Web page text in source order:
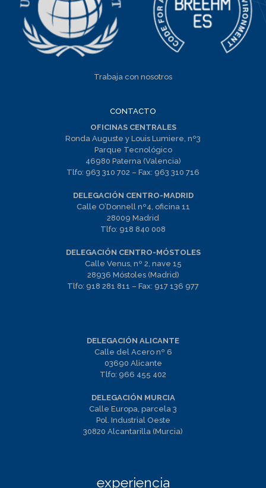
Trabaja con nosotros
CONTACTO
OFICINAS CENTRALES
Ronda Auguste y Louis Lumiere, nº3
Parque Tecnológico
46980 Paterna (Valencia)
Tlfo: 963 310 702 – Fax: 963 310 716
DELEGACIÓN CENTRO-MADRID
Calle O’Donnell nº4, oficina 11
28009 Madrid
Tlfo: 918 840 008
DELEGACIÓN CENTRO-MÓSTOLES
Calle Venus, nº 2, nave 15
28936 Móstoles (Madrid)
Tlfo: 918 281 811 – Fax: 917 136 977
DELEGACIÓN ALICANTE
Calle del Acero nº 6
03690 Alicante
Tlfo: 966 455 402
DELEGACIÓN MURCIA
Calle Europa, parcela 3
Pol. Industrial Oeste
30820 Alcantarilla (Murcia)
experiencia